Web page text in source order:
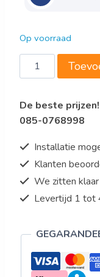
Op voorraad
300
RVS
1400
INCL.
aantal
De beste
085-0768998
Installatie
Klanten
We zitten
Levertijd 1 tot